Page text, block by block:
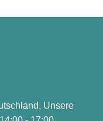
Unsere